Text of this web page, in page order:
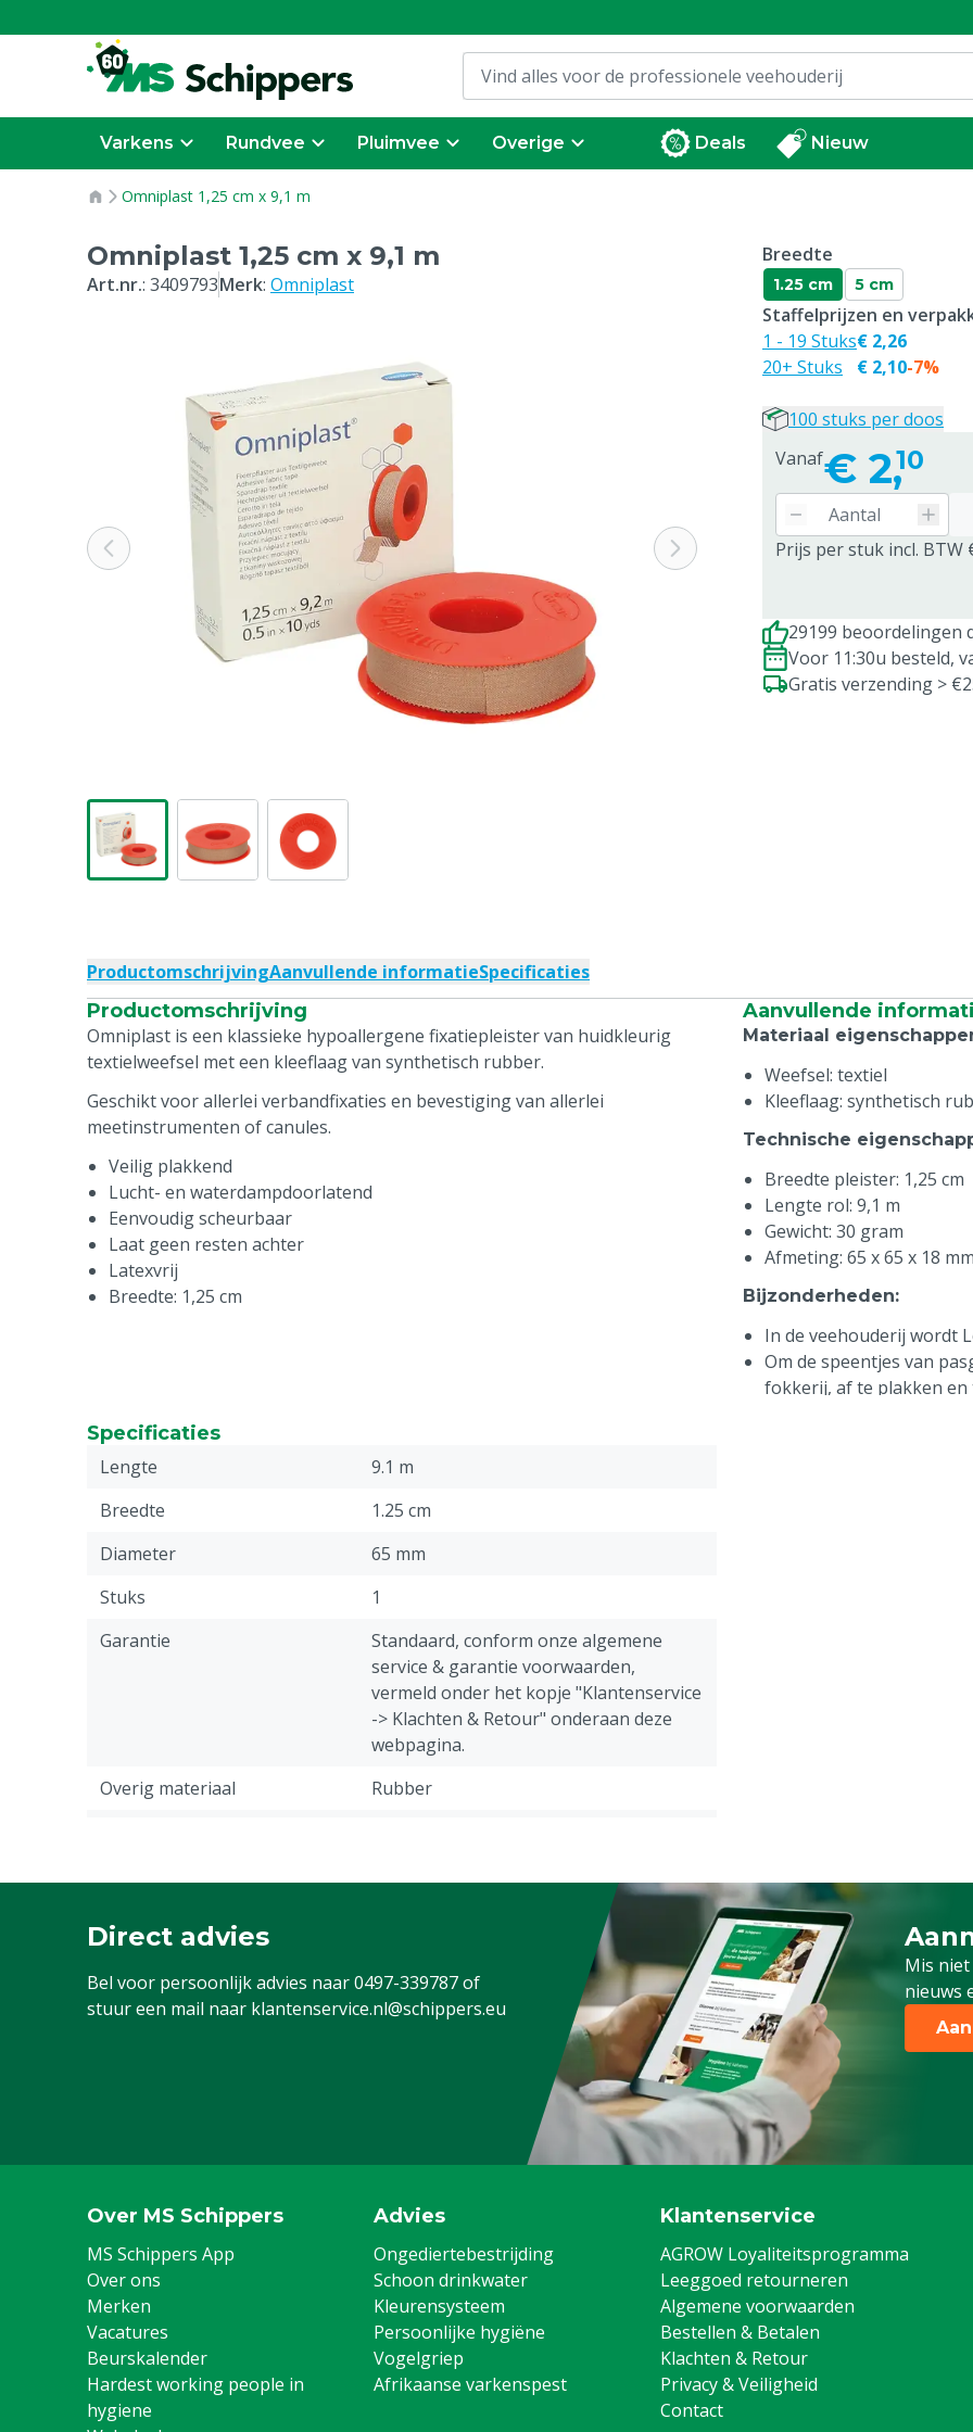
Varkens Rundvee Pluimvee Overige Deals Nieuw
Omniplast 1,25 cm x 9,1 m
Omniplast 1,25 cm x 9,1 m
Art.nr.: 3409793Merk: Omniplast
Breedte
1.25 cm 5 cm
Vanaf€ 2,10
Prijs per stuk incl. BTW
Staffelprijzen en
1 - 19 Stuks
20+ Stuks
€ 2,26
€ 2,10-7%
100 stuks per doos
29199 beoordelingen
Voor 11:30u besteld,
Gratis verzending >
ProductomschrijvingAanvullende informatieSpecificaties
Productomschrijving
Omniplast is een klassieke hypoallergene fixatiepleister van huidkleurig
textielweefsel met een kleeflaag van synthetisch rubber.
Geschikt voor allerlei verbandfixaties en bevestiging van allerlei
meetinstrumenten of canules.
Veilig plakkend
Lucht- en waterdampdoorlatend
Eenvoudig scheurbaar
Laat geen resten achter
Latexvrij
Breedte: 1,25 cm
Aanvullende
Materiaal
Weefsel: textiel
Kleeflaag: synthetisch
Technische
Breedte pleister: 1,25 cm
Lengte rol: 9,1 m
Gewicht: 30 gram
Afmeting: 65 x 65 x 18 mm
Bijzonderheden:
In de veehouderij wordt
Om de speentjes van
fokkerij, af te plakken en
Specificaties
Lengte
9.1 m
Breedte
1.25 cm
Diameter
65 mm
Stuks
1
Garantie
Standaard, conform onze algemene
service & garantie voorwaarden,
vermeld onder het kopje "Klantenservice
-> Klachten & Retour" onderaan deze
webpagina.
Overig materiaal
Rubber
Direct advies
Bel voor persoonlijk advies naar0497-339787of
stuur een mail naar klantenservice.nl@schippers.eu
Mis
nieuws
Schrijf
Over MS Schippers
MS Schippers App
Over ons
Merken
Vacatures
Beurskalender
Hardest working people in
hygiene
Advies
Ongediertebestrijding
Schoon drinkwater
Kleurensysteem
Persoonlijke hygiëne
Vogelgriep
Afrikaanse varkenspest
Klantenservice
AGROW Loyaliteitsprogramma
Leeggoed retourneren
Algemene voorwaarden
Bestellen & Betalen
Klachten & Retour
Privacy & Veiligheid
Contact